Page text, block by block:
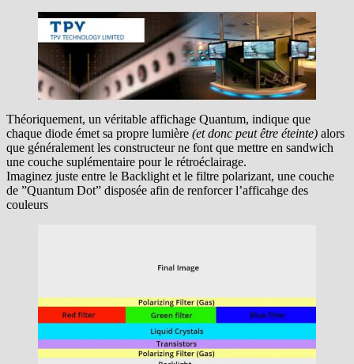
Théoriquement, un véritable affichage Quantum, indique que
chaque diode émet sa propre lumière (et donc peut être éteinte) alors
que généralement les constructeur ne font que mettre en sandwich
une couche suplémentaire pour le rétroéclairage.
Imaginez juste entre le Backlight et le filtre polarizant, une couche
de ”Quantum Dot” disposée afin de renforcer l’afficahge des
couleurs